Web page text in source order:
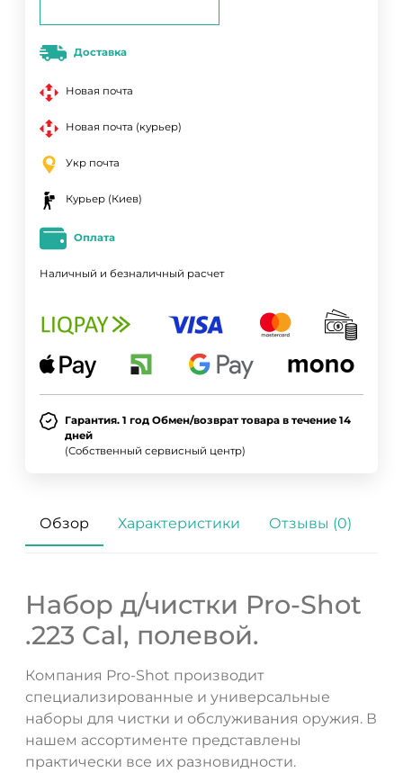
Доставка
Новая почта
Новая почта (курьер)
Укр почта
Курьер (Киев)
Оплата
Наличный и безналичный расчет
Гарантия. 1 год Обмен/возврат товара в течение 14
дней
(Собственный сервисный центр)
Обзор Характеристики Отзывы (0)
Набор д/чистки Pro-Shot
.223 Cal, полевой.
Компания Pro-Shot производит
специализированные и универсальные
наборы для чистки и обслуживания оружия. В
нашем ассортименте представлены
практически все их разновидности.
ДА НЕТ